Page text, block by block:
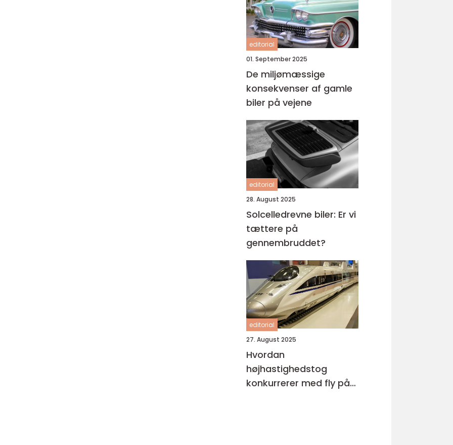
editorial
01. September 2025
De miljømæssige
konsekvenser af gamle
biler på vejene
editorial
28. August 2025
Solcelledrevne biler: Er vi
tættere på
gennembruddet?
editorial
27. August 2025
Hvordan
højhastighedstog
konkurrerer med fly på